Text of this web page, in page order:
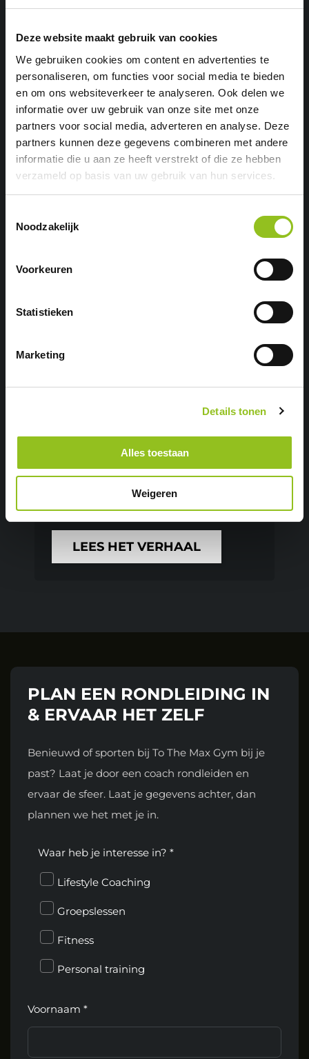
Deze website maakt gebruik van cookies
We gebruiken cookies om content en advertenties te
personaliseren, om functies voor social media te bieden
en om ons websiteverkeer te analyseren. Ook delen we
informatie over uw gebruik van onze site met onze
partners voor social media, adverteren en analyse. Deze
partners kunnen deze gegevens combineren met andere
informatie die u aan ze heeft verstrekt of die ze hebben
verzameld op basis van uw gebruik van hun services.
Noodzakelijk
Voorkeuren
Statistieken
Marketing
Details tonen
Alles toestaan
Weigeren
krachtpatser: bekijk het
succesverhaal van Chris bij To
The Max Gym. Hoe hij training
combineert met zijn sociale
leven!
LEES HET VERHAAL
Floor
Ik sport al jaren op en af,
onbekend maar lang mijn
motivatie vasthouden en het
echt leuk vinden is mij nooit
gelukt, tot...
LEES HET VERHAAL
PLAN EEN RONDLEIDING IN
& ERVAAR HET ZELF
Benieuwd of sporten bij To The Max Gym bij je
past? Laat je door een coach rondleiden en
ervaar de sfeer. Laat je gegevens achter, dan
plannen we het met je in.
Waar heb je interesse in? *
Lifestyle Coaching
Groepslessen
Fitness
Personal training
Voornaam *